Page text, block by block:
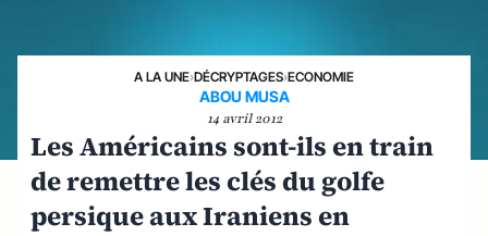
A LA UNE›DÉCRYPTAGES›ECONOMIE
ABOU MUSA
14 avril 2012
Les Américains sont-ils en train
de remettre les clés du golfe
persique aux Iraniens en